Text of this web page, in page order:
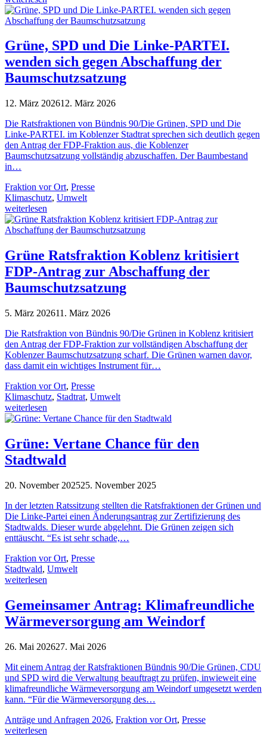
Grüne, SPD und Die Linke-PARTEI.
wenden sich gegen Abschaffung der
Baumschutzsatzung
12. März 202612. März 2026
Die Ratsfraktionen von Bündnis 90/Die Grünen, SPD und Die
Linke-PARTEI. im Koblenzer Stadtrat sprechen sich deutlich gegen
den Antrag der FDP-Fraktion aus, die Koblenzer
Baumschutzsatzung vollständig abzuschaffen. Der Baumbestand
in…
Fraktion vor Ort, Presse
Klimaschutz, Umwelt
weiterlesen
Grüne Ratsfraktion Koblenz kritisiert
FDP-Antrag zur Abschaffung der
Baumschutzsatzung
5. März 202611. März 2026
Die Ratsfraktion von Bündnis 90/Die Grünen in Koblenz kritisiert
den Antrag der FDP-Fraktion zur vollständigen Abschaffung der
Koblenzer Baumschutzsatzung scharf. Die Grünen warnen davor,
dass damit ein wichtiges Instrument für…
Fraktion vor Ort, Presse
Klimaschutz, Stadtrat, Umwelt
weiterlesen
Grüne: Vertane Chance für den
Stadtwald
20. November 202525. November 2025
In der letzten Ratssitzung stellten die Ratsfraktionen der Grünen und
Die Linke-Partei einen Änderungsantrag zur Zertifizierung des
Stadtwalds. Dieser wurde abgelehnt. Die Grünen zeigen sich
enttäuscht. “Es ist sehr schade,…
Fraktion vor Ort, Presse
Stadtwald, Umwelt
weiterlesen
Gemeinsamer Antrag: Klimafreundliche
Wärmeversorgung am Weindorf
26. Mai 202627. Mai 2026
Mit einem Antrag der Ratsfraktionen Bündnis 90/Die Grünen, CDU
und SPD wird die Verwaltung beauftragt zu prüfen, inwieweit eine
klimafreundliche Wärmeversorgung am Weindorf umgesetzt werden
kann. “Für die Wärmeversorgung des…
Anträge und Anfragen 2026, Fraktion vor Ort, Presse
weiterlesen